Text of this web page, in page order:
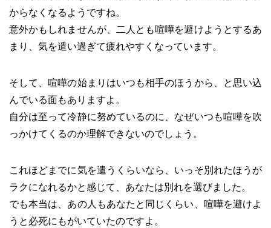
からなくなるようですね。
意外かもしれませんが、二人とも喧嘩を避けようとするあ
まり、気を遣い過ぎて疲れやすくなっています。
そして、喧嘩の始まりはいつも相手のほうから、と思い込
んでいる面もありますよ。
自分は至って冷静に努めているのに、なぜいつも喧嘩を吹
っかけてくるのか理解できないのでしょう。
これほどまでに気を遣うくらいなら、いっそ別れたほうが
ラクになれるかと感じて、あなたは別れを選びました。
でも本当は、あの人もあなたと同じくらい、喧嘩を避けよ
うと必死にもがいていたのですよ。